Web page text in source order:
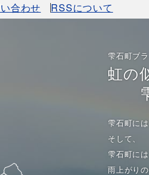
合わせ RSSについて
雫石町ブ
虹の
雫石町に
そして、
雫石町に
雨上がりの